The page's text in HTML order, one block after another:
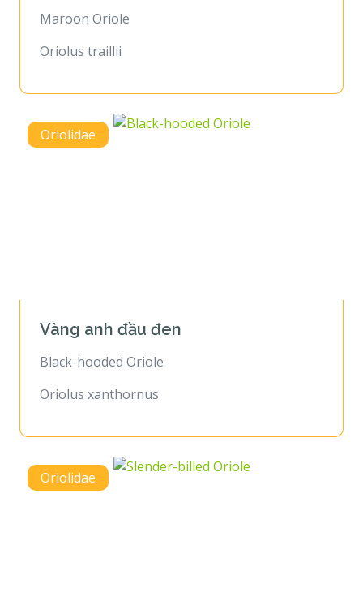
Maroon Oriole
Oriolus traillii
Oriolidae
Vàng anh đầu đen
Black-hooded Oriole
Oriolus xanthornus
Oriolidae